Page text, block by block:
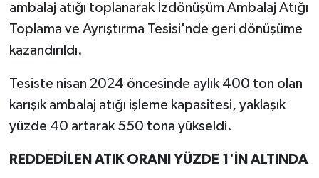
ambalaj atığı toplanarak İzdönüşüm Ambalaj Atığı
Toplama ve Ayrıştırma Tesisi'nde geri dönüşüme
kazandırıldı.
Tesiste nisan 2024 öncesinde aylık 400 ton olan
karışık ambalaj atığı işleme kapasitesi, yaklaşık
yüzde 40 artarak 550 tona yükseldi.
REDDEDİLEN ATIK ORANI YÜZDE 1'İN ALTINDA